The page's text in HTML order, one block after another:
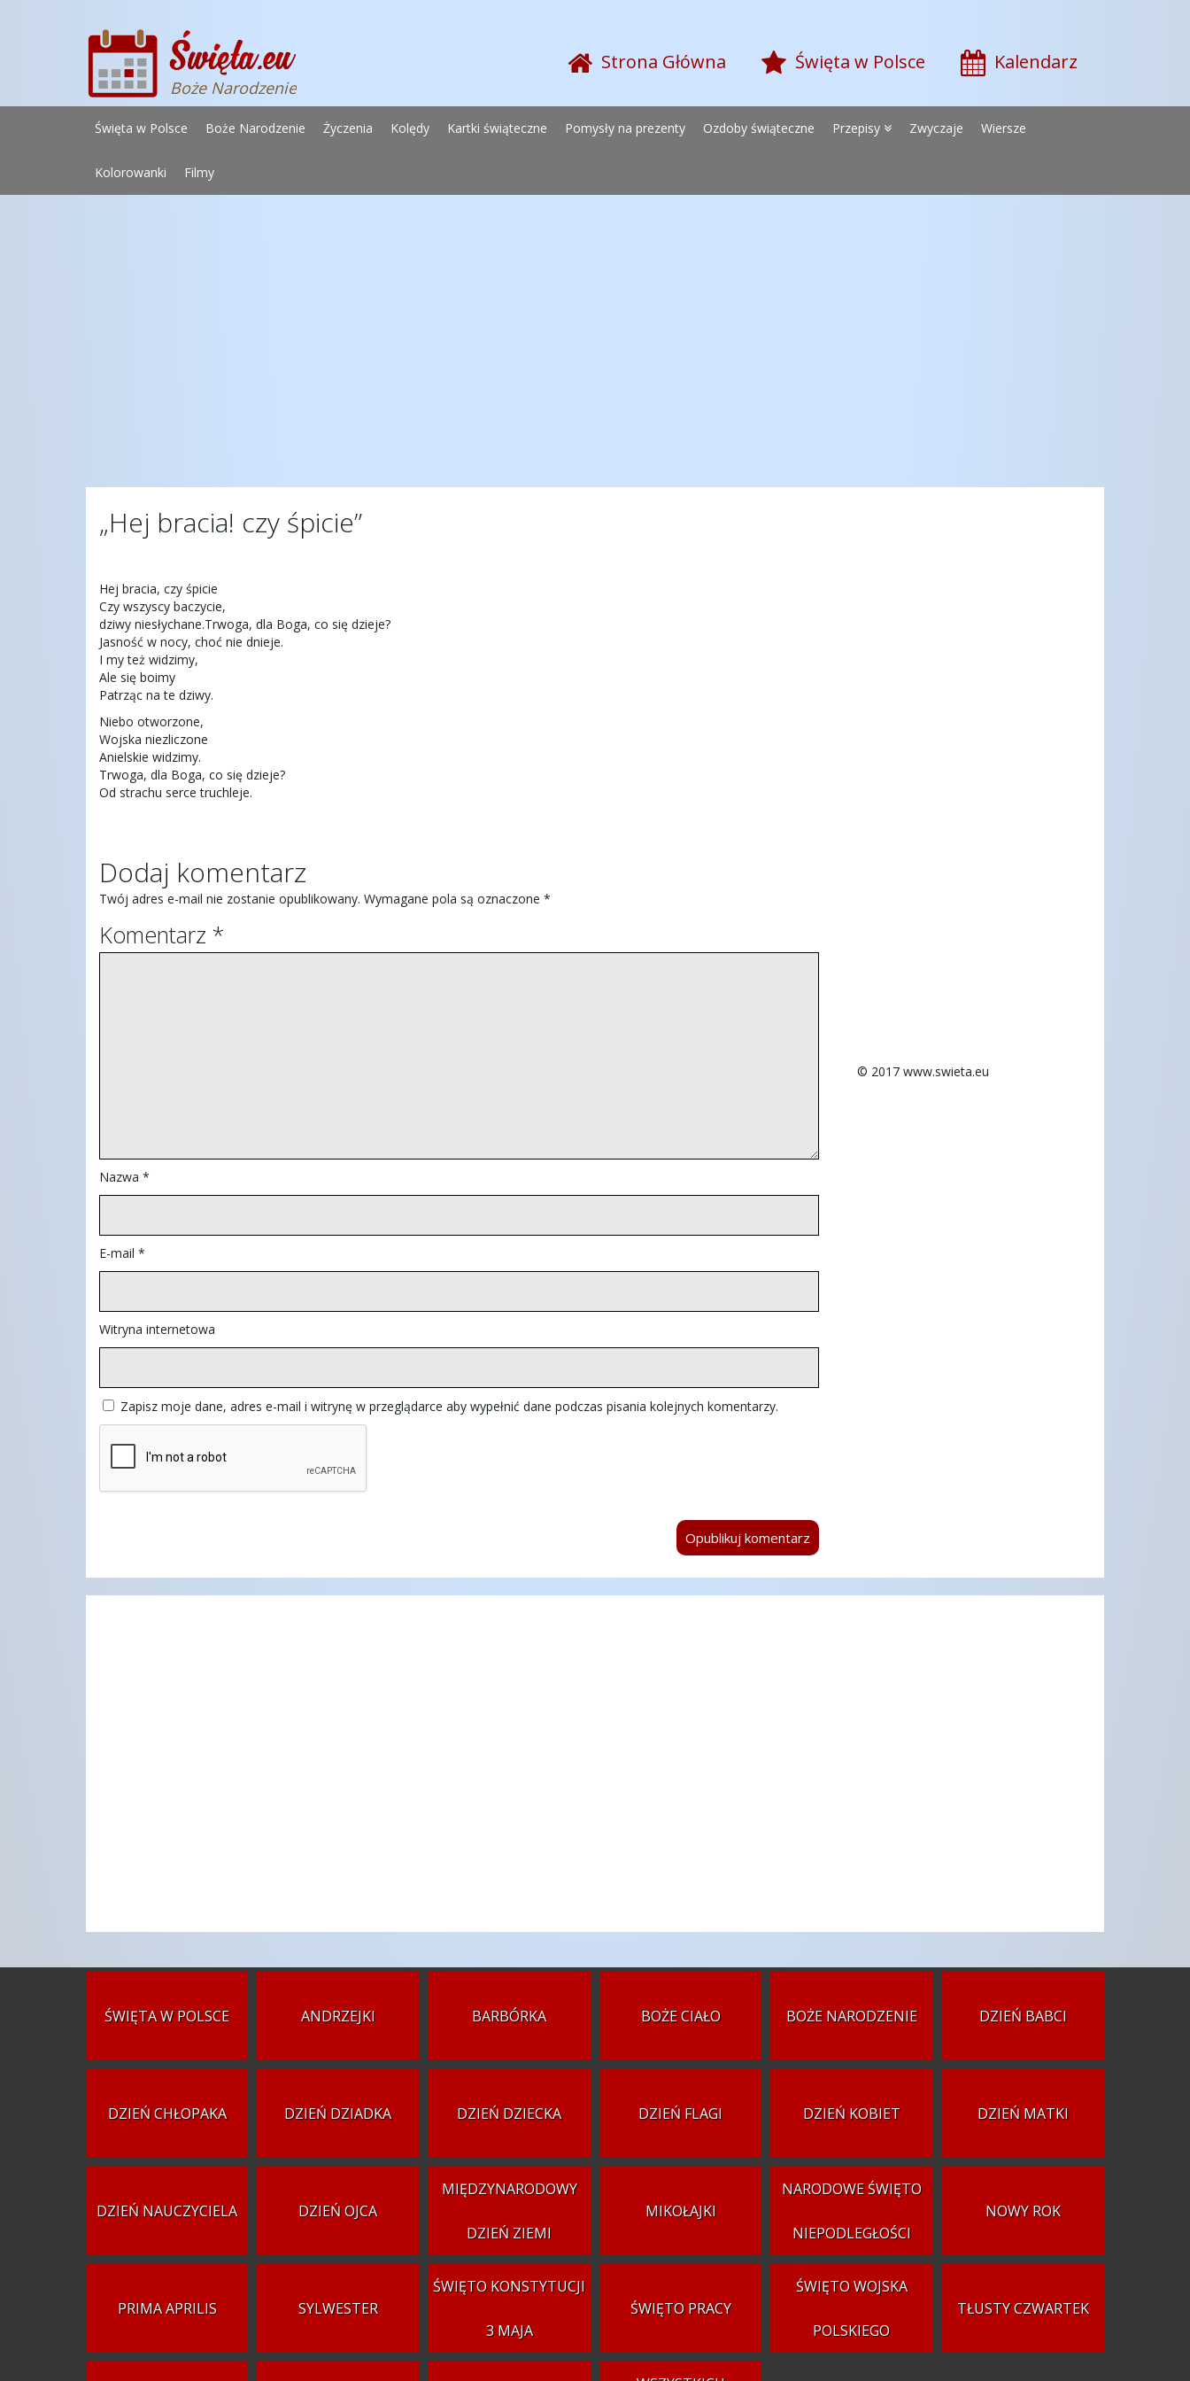
Boże Narodzenie
Strona Główna Święta w Polsce Kalendarz
Święta w Polsce Boże Narodzenie Życzenia Kolędy Kartki świąteczne Pomysły na prezenty Ozdoby świąteczne Przepisy Zwyczaje Wiersze
Kolorowanki Filmy
„Hej bracia! czy śpicie”
Hej bracia, czy śpicie
Czy wszyscy baczycie,
dziwy niesłychane.Trwoga, dla Boga, co się dzieje?
Jasność w nocy, choć nie dnieje.
I my też widzimy,
Ale się boimy
Patrząc na te dziwy.
Niebo otworzone,
Wojska niezliczone
Anielskie widzimy.
Trwoga, dla Boga, co się dzieje?
Od strachu serce truchleje.
Dodaj komentarz
Twój adres e-mail nie zostanie opublikowany. Wymagane pola są oznaczone *
Komentarz *
Nazwa *
E-mail *
Witryna internetowa
Zapisz moje dane, adres e-mail i witrynę w przeglądarce aby wypełnić dane podczas pisania kolejnych komentarzy.
© 2017 www.swieta.eu
ŚWIĘTA W POLSCE ANDRZEJKI BARBÓRKA BOŻE CIAŁO BOŻE NARODZENIE DZIEŃ BABCI
DZIEŃ CHŁOPAKA DZIEŃ DZIADKA DZIEŃ DZIECKA DZIEŃ FLAGI DZIEŃ KOBIET DZIEŃ MATKI
DZIEŃ NAUCZYCIELA DZIEŃ OJCA
MIĘDZYNARODOWY
DZIEŃ ZIEMI
MIKOŁAJKI
NARODOWE ŚWIĘTO
NIEPODLEGŁOŚCI
NOWY ROK
PRIMA APRILIS SYLWESTER
ŚWIĘTO KONSTYTUCJI
3 MAJA
ŚWIĘTO PRACY
ŚWIĘTO WOJSKA
POLSKIEGO
TŁUSTY CZWARTEK